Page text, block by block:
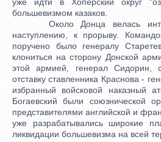
большевизмом казаков.
Около Донца велась
наступлению, к прорыву.
поручено было генералу
клониться на сторону Донской
этой армией, генерал Сидорин,
отставку ставленника Краснова -
избранный войсковой наказный
Богаевский были союзнической
представителями английской и
уже разрабатывались широкие
ликвидации большевизма на всей